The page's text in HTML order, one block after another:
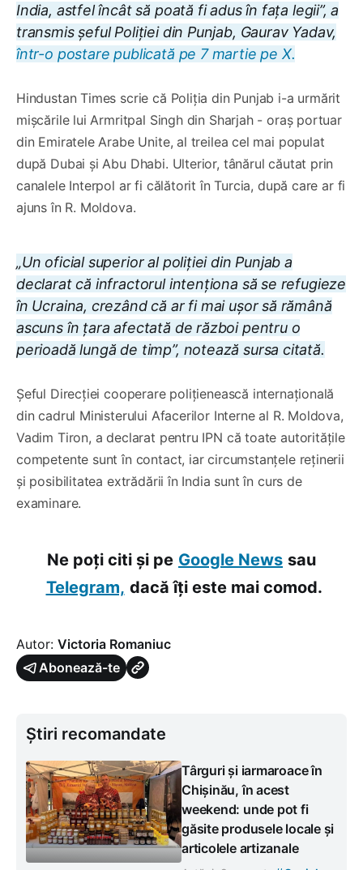
India, astfel încât să poată fi adus în fața legii”, a
transmis șeful Poliției din Punjab, Gaurav Yadav,
într-o postare publicată pe 7 martie pe X.
Hindustan Times scrie că Poliția din Punjab i-a urmărit
mișcările lui Armritpal Singh din Sharjah - oraș portuar
din Emiratele Arabe Unite, al treilea cel mai populat
după Dubai și Abu Dhabi. Ulterior, tânărul căutat prin
canalele Interpol ar fi călătorit în Turcia, după care ar fi
ajuns în R. Moldova.
„Un oficial superior al poliției din Punjab a
declarat că infractorul intenționa să se refugieze
în Ucraina, crezând că ar fi mai ușor să rămână
ascuns în țara afectată de război pentru o
perioadă lungă de timp”, notează sursa citată.
Șeful Direcției cooperare polițienească internațională
din cadrul Ministerului Afacerilor Interne al R. Moldova,
Vadim Tiron, a declarat pentru IPN că toate autoritățile
competente sunt în contact, iar circumstanțele reținerii
și posibilitatea extrădării în India sunt în curs de
examinare.
Ne poți citi și pe Google News sau
Telegram, dacă îți este mai comod.
Autor: Victoria Romaniuc
Abonează-te
Știri recomandate
Târguri și iarmaroace în
Chișinău, în acest
weekend: unde pot fi
găsite produsele locale și
articolele artizanale